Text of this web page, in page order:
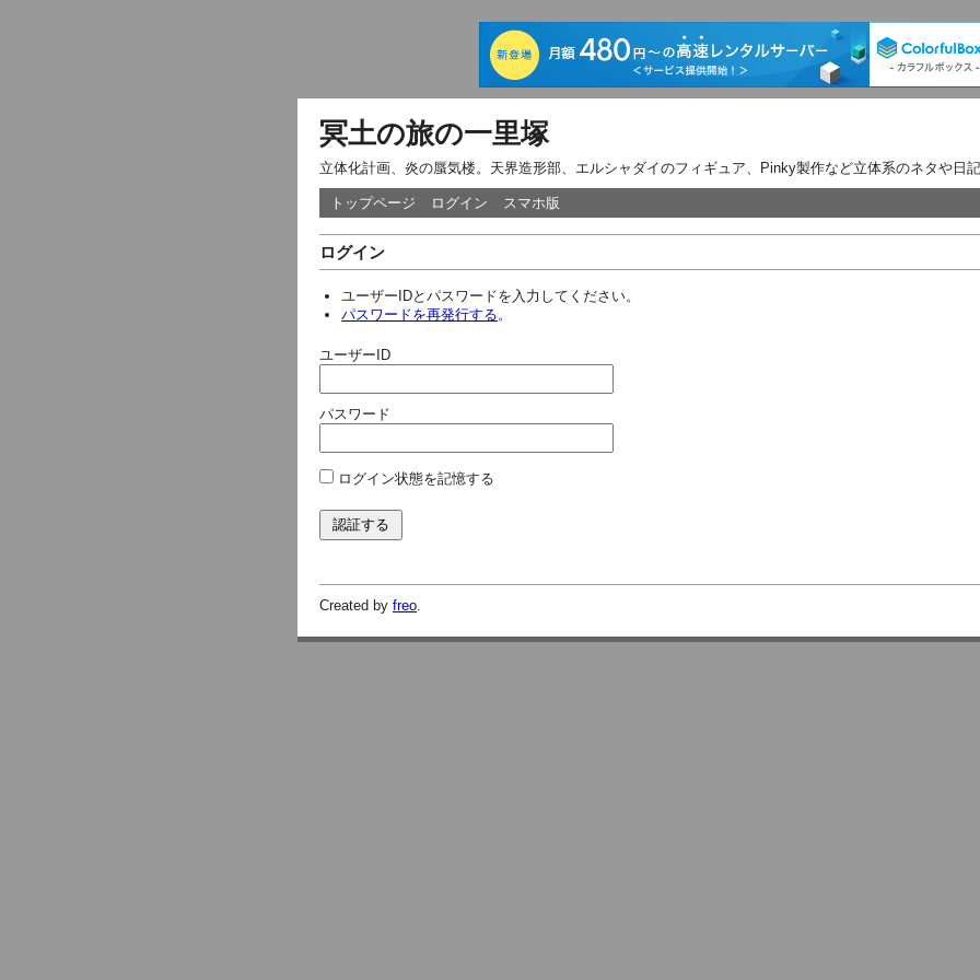
冥土の旅の一里塚
立体化計画、炎の蜃気楼。天界造形部、エルシャダイのフィギュア、Pinky製作など立体系のネタや日
トップページ ログイン スマホ版
ログイン
ユーザーIDとパスワードを入力してください。
パスワードを再発行する 。
ユーザーID
パスワード
ログイン状態を記憶する
Created by freo